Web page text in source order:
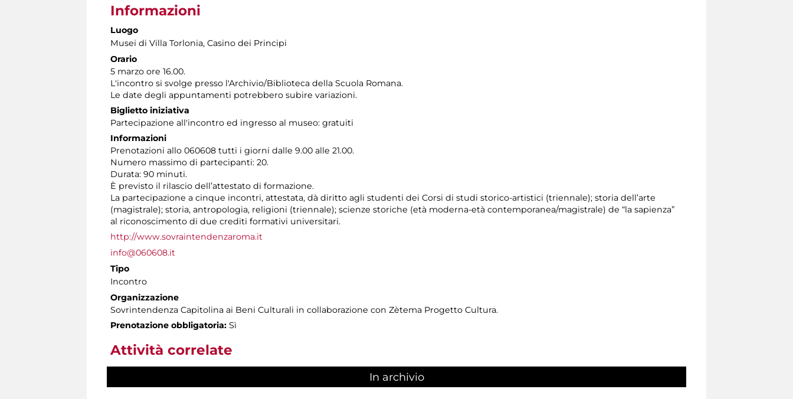
Informazioni
Luogo
Musei di Villa Torlonia, Casino dei Principi
Orario
5 marzo ore 16.00.
L'incontro si svolge presso l'Archivio/Biblioteca della Scuola Romana.
Le date degli appuntamenti potrebbero subire variazioni.
Biglietto iniziativa
Partecipazione all'incontro ed ingresso al museo: gratuiti
Informazioni
Prenotazioni allo 060608 tutti i giorni dalle 9.00 alle 21.00.
Numero massimo di partecipanti: 20.
Durata: 90 minuti.
È previsto il rilascio dell’attestato di formazione.
La partecipazione a cinque incontri, attestata, dà diritto agli studenti dei Corsi di studi storico-artistici (triennale); storia dell’arte
(magistrale); storia, antropologia, religioni (triennale); scienze storiche (età moderna-età contemporanea/magistrale) de “la sapienza”
al riconoscimento di due crediti formativi universitari.
http://www.sovraintendenzaroma.it
info@060608.it
Tipo
Incontro
Organizzazione
Sovrintendenza Capitolina ai Beni Culturali in collaborazione con Zètema Progetto Cultura.
Prenotazione obbligatoria: Sì
Attività correlate
In archivio